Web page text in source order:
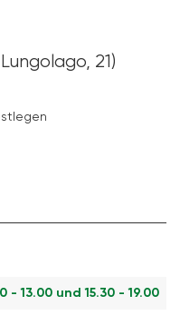
21)
- 13.00 und 15.30 - 19.00